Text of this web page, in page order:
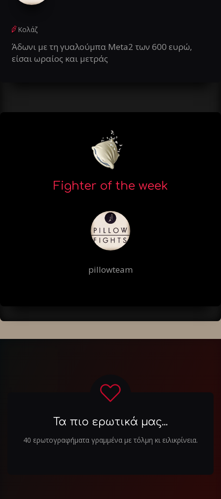
Κολάζ
Άδωνι με τη γυαλούμπα Meta2 των 600 ευρώ,
είσαι ωραίος και μετράς
Fighter of the week
pillowteam
Τα πιο ερωτικά μας...
40 ερωτογραφήματα γραμμένα με τόλμη κι ειλικρίνεια.